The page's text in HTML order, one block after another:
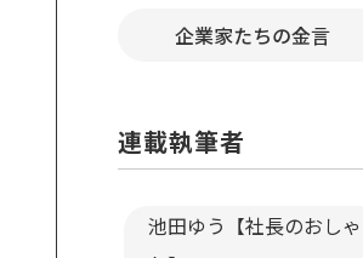
企業家たちの金言
連載執筆者
池田ゆう【社長のおしゃ